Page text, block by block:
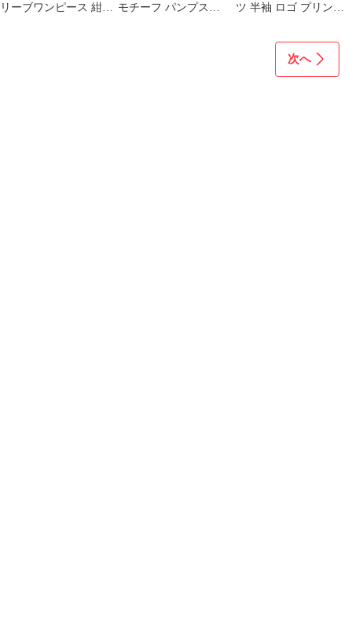
リーブワンピース 紺 モチーフ パンプス
ツ 半袖 ロゴ プリント
次へ